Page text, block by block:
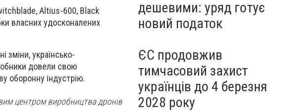
Altius-600, Black
власних удосконалених
зміни, українсько-
довели свою
оборонну індустрію.
центром виробництва дронів
дешевими: уряд готує
новий податок
ЄС продовжив
тимчасовий захист
українців до 4 березня
2028 року